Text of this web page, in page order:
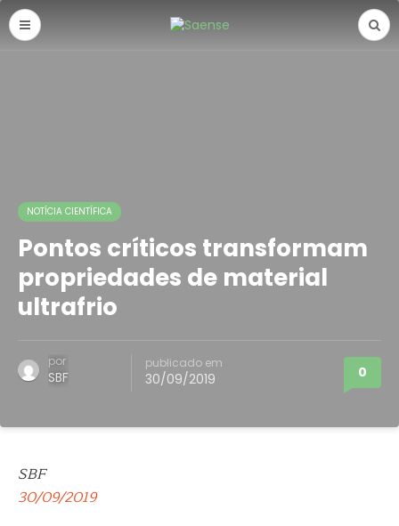
NOTÍCIA CIENTÍFICA
Pontos críticos transformam
propriedades de material
ultrafrio
por
SBF
publicado em
30/09/2019 0
SBF
30/09/2019